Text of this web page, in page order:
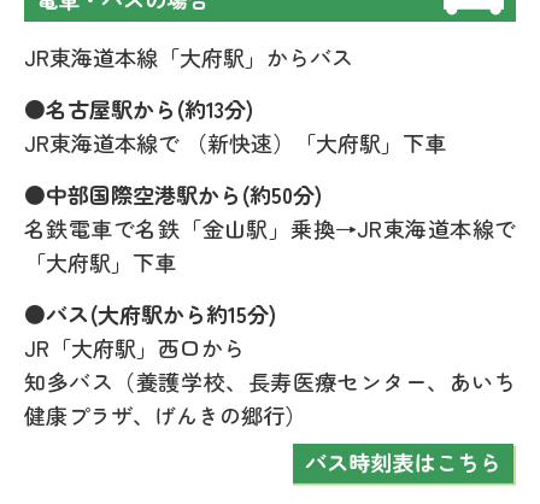
JR東海道本線「大府駅」からバス
●名古屋駅から(約13分)
JR東海道本線で （新快速）「大府駅」下車
●中部国際空港駅から(約50分)
名鉄電車で名鉄「金山駅」乗換→JR東海道本線で
「大府駅」下車
●バス(大府駅から約15分)
JR「大府駅」西口から
知多バス（養護学校、長寿医療センター、あいち
健康プラザ、げんきの郷行）